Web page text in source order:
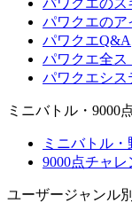
パワクエのス
パワクエのア
パワクエQ&A
パワクエ全ス
パワクエシス
ミニバトル・9000
ミニバトル
9000点チャレ
ユーザージャンル